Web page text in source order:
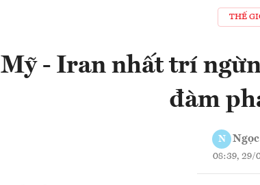
THẾ
Mỹ - Iran nhất trí
đàm
N
08:39, 29/